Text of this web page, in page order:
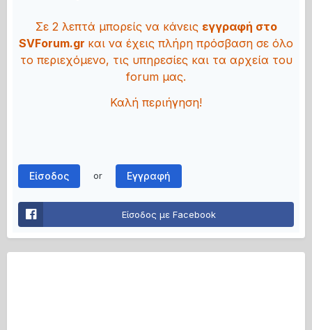
Σε 2 λεπτά μπορείς να κάνεις εγγραφή στο
SVForum.gr και να έχεις πλήρη πρόσβαση σε όλο
το περιεχόμενο, τις υπηρεσίες και τα αρχεία του
forum μας.
Καλή περιήγηση!
Είσοδος or Εγγραφή
Είσοδος με Facebook